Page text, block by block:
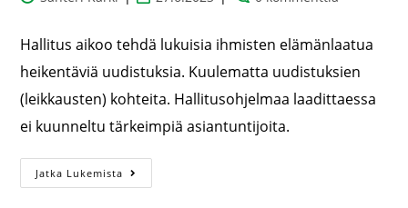
Hallitus aikoo tehdä lukuisia ihmisten elämänlaatua
heikentäviä uudistuksia. Kuulematta uudistuksien
(leikkausten) kohteita. Hallitusohjelmaa laadittaessa
ei kuunneltu tärkeimpiä asiantuntijoita.
Jatka Lukemista